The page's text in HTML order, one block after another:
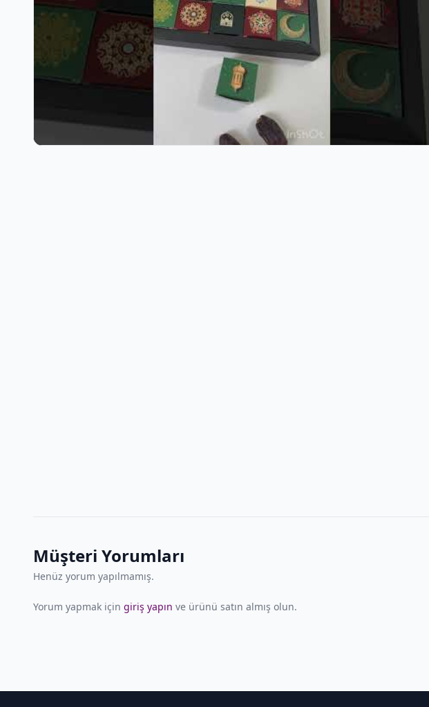
Müşteri Yorumları
Henüz yorum yapılmamış.
Yorum yapmak için giriş yapın ve ürünü satın almış olun.